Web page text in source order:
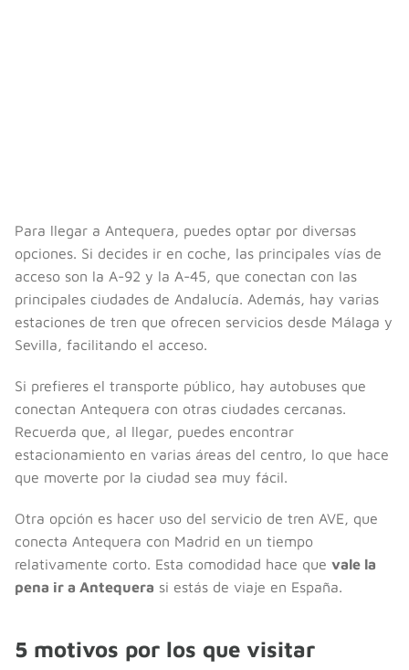
Para llegar a Antequera, puedes optar por diversas
opciones. Si decides ir en coche, las principales vías de
acceso son la A-92 y la A-45, que conectan con las
principales ciudades de Andalucía. Además, hay varias
estaciones de tren que ofrecen servicios desde Málaga y
Sevilla, facilitando el acceso.
Si prefieres el transporte público, hay autobuses que
conectan Antequera con otras ciudades cercanas.
Recuerda que, al llegar, puedes encontrar
estacionamiento en varias áreas del centro, lo que hace
que moverte por la ciudad sea muy fácil.
Otra opción es hacer uso del servicio de tren AVE, que
conecta Antequera con Madrid en un tiempo
relativamente corto. Esta comodidad hace que vale la
pena ir a Antequera si estás de viaje en España.
5 motivos por los que visitar